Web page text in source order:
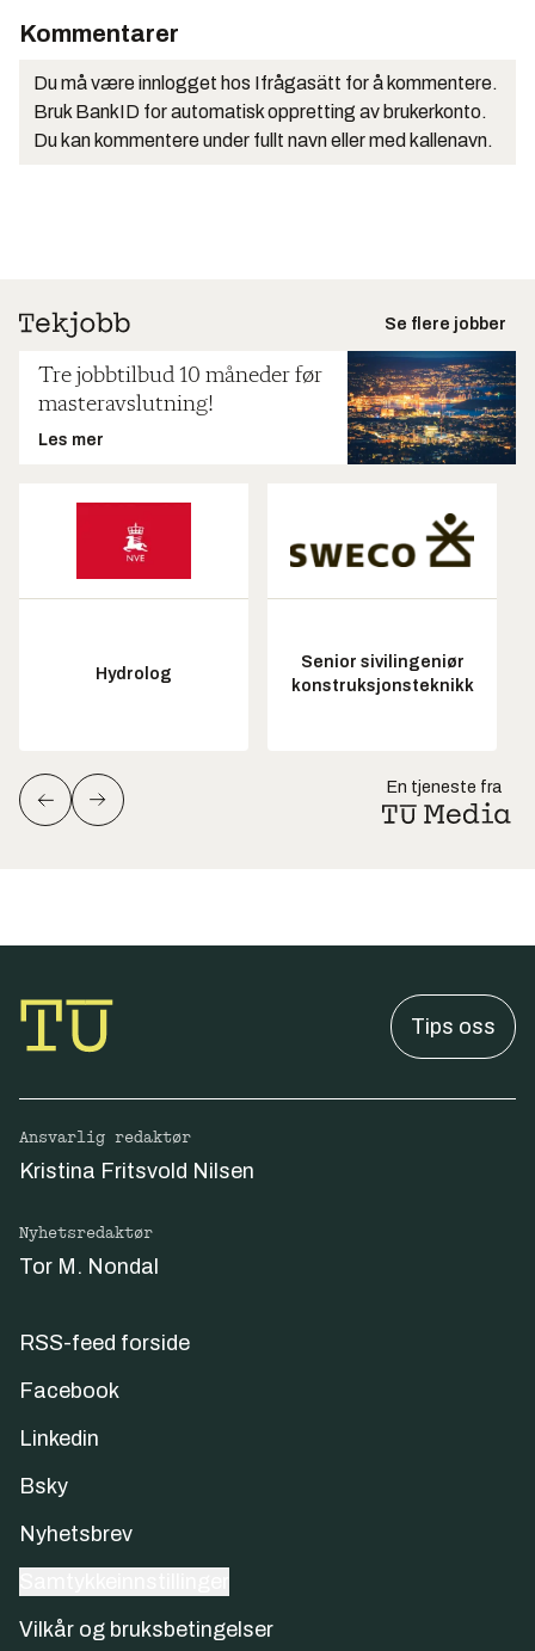
Kommentarer
Du må være innlogget hos Ifrågasätt for å kommentere.
Bruk BankID for automatisk oppretting av brukerkonto.
Du kan kommentere under fullt navn eller med kallenavn.
Se flere jobber
Tre jobbtilbud 10 måneder før
masteravslutning!
Les mer
Hydrolog
Senior sivilingeniør
konstruksjonsteknikk
En tjeneste fra
Tips oss
Ansvarlig redaktør
Kristina Fritsvold Nilsen
Nyhetsredaktør
Tor M. Nondal
RSS-feed forside
Facebook
Linkedin
Bsky
Nyhetsbrev
Vilkår og bruksbetingelser